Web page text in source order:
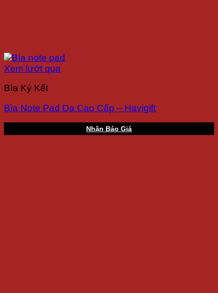
Xem lướt qua
Bìa Ký Kết
Bìa Note Pad Da Cao Cấp – Havigift
Nhận Báo Giá